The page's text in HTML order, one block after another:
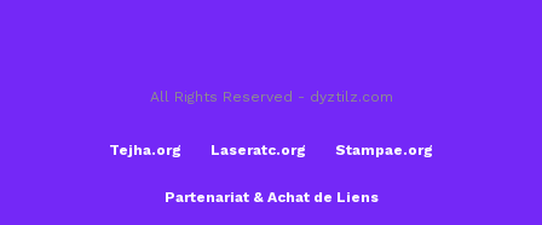
All Rights Reserved - dyztilz.com
Tejha.org Laseratc.org Stampae.org
Partenariat & Achat de Liens